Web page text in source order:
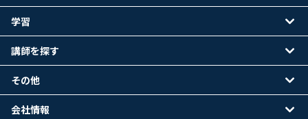
学習
講師を探す
その他
会社情報